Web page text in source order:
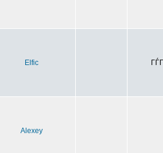
Elfic
Alexey